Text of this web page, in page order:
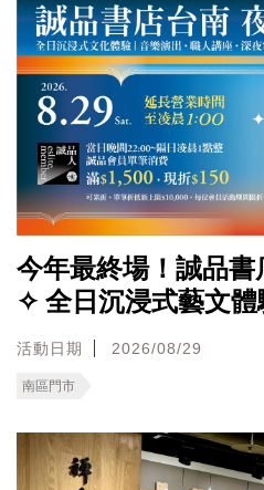
今年最終場！誠品
✧ 全日沉浸式藝文體
活動日期 2026/08/29
南區門市